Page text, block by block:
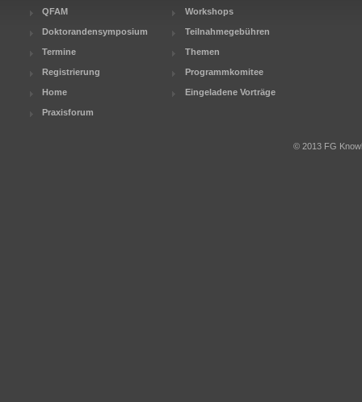
QFAM
Doktorandensymposium
Termine
Registrierung
Home
Praxisforum
Workshops
Teilnahmegebühren
Themen
Programmkomitee
Eingeladene Vorträge
© 2013 FG